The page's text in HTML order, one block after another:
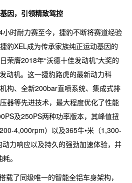
因，引领精致驾控
时耐力赛至今，捷豹不断将赛道经验
豹XEL成为传承家族纯正运动基因的
荣膺2018年“沃德十佳发动机”大奖的
动机。这一捷豹路虎的最新动力科
构、全新200bar直喷系统、集成式排
器等先进技术，最大程度优化了性能
及250PS两种功率版本，其峰值扭
4,000rpm）以及365牛•米（1,300-
力响应以及持久的强劲加速体验，并
。
载了同级唯一的智能全铝车身架构，